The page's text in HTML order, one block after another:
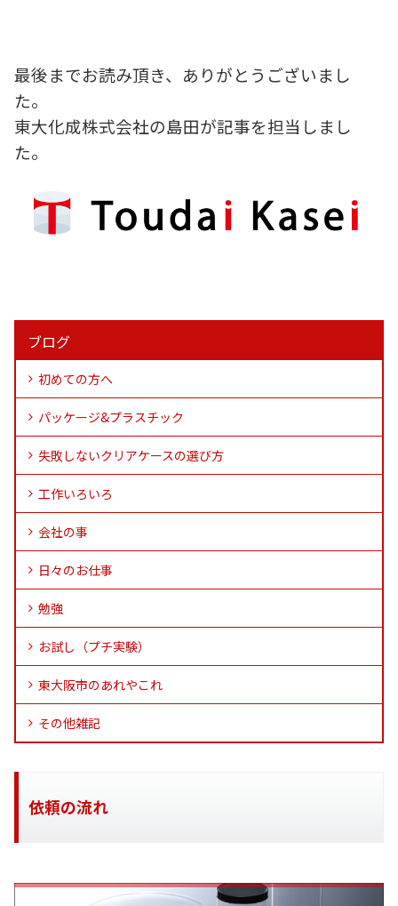
最後までお読み頂き、ありがとうございまし
た。
東大化成株式会社の島田が記事を担当しまし
た。
ブログ
初めての方へ
パッケージ&プラスチック
失敗しないクリアケースの選び方
工作いろいろ
会社の事
日々のお仕事
勉強
お試し（プチ実験）
東大阪市のあれやこれ
その他雑記
依頼の流れ